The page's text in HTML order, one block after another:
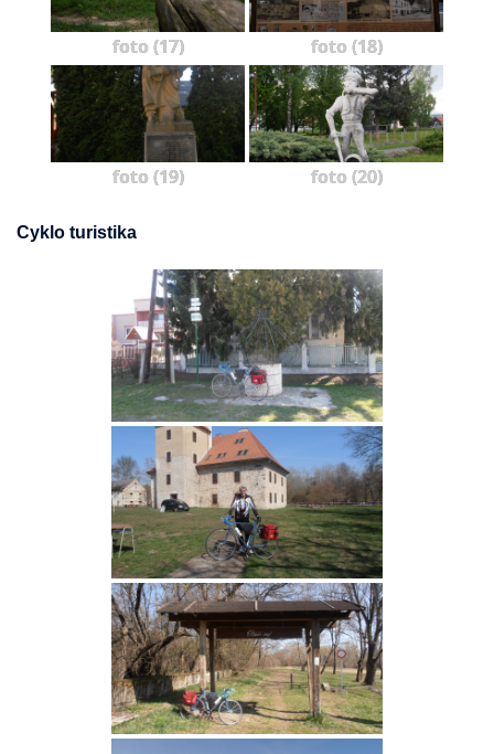
foto (17) foto (18)
foto (19) foto (20)
Cyklo turistika